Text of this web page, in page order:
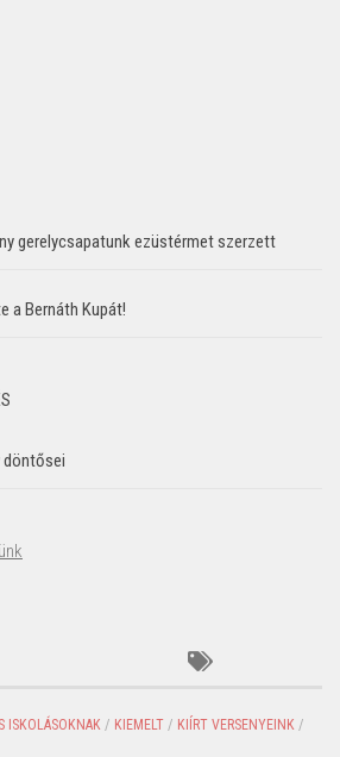
gerelycsapatunk ezüstérmet szerzett
a Bernáth Kupát!
döntősei
ISKOLÁSOKNAK / KIEMELT / KIÍRT VERSENYEINK /